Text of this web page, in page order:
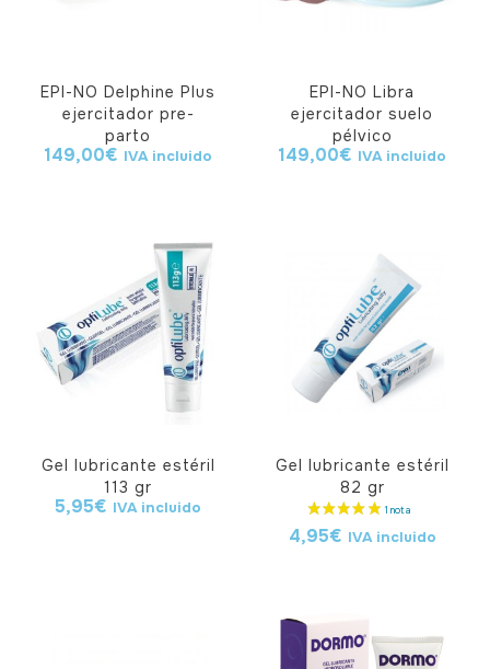
EPI-NO Delphine Plus
ejercitador pre-
parto
149,00€ IVA incluido
EPI-NO Libra
ejercitador suelo
pélvico
149,00€ IVA incluido
Gel lubricante estéril
113 gr
5,95€ IVA incluido
Gel lubricante estéril
82 gr
4,95€ IVA incluido